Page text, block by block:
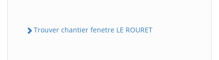
Trouver chantier fenetre LE ROURET